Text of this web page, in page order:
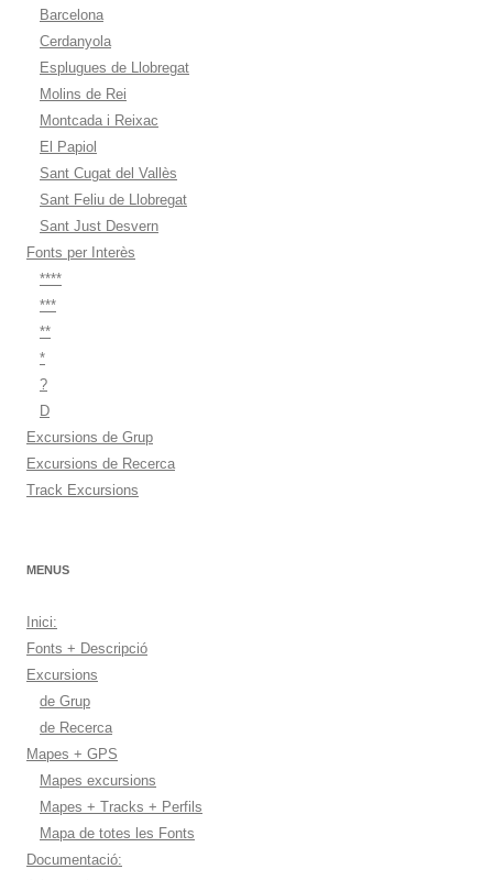
Barcelona
Cerdanyola
Esplugues de Llobregat
Molins de Rei
Montcada i Reixac
El Papiol
Sant Cugat del Vallès
Sant Feliu de Llobregat
Sant Just Desvern
Fonts per Interès
****
***
**
*
?
D
Excursions de Grup
Excursions de Recerca
Track Excursions
MENUS
Inici:
Fonts + Descripció
Excursions
de Grup
de Recerca
Mapes + GPS
Mapes excursions
Mapes + Tracks + Perfils
Mapa de totes les Fonts
Documentació: